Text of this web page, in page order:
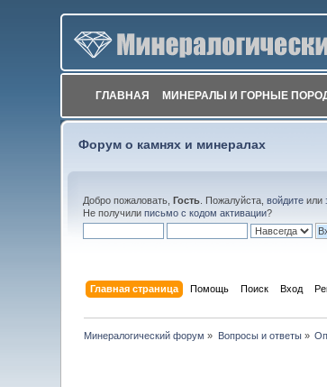
ГЛАВНАЯ МИНЕРАЛЫ И ГОРНЫЕ
Форум о камнях и минералах
Добро пожаловать,Гость . Пожалуйста,войдите или
Не получилиписьмо с кодом активации?
Главная страница Помощь Поиск Вход
Минералогический форум » Вопросы и ответы»